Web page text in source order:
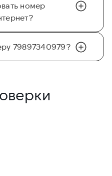
номер
79897340979?